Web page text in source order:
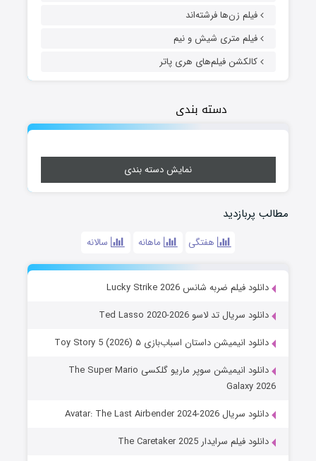
فیلم زن‌ها فرشته‌اند
فیلم متری شیش و نیم
کالکشن فیلم‌های هری پاتر
دسته بندی
نمایش دسته بندی
مطالب پربازدید
هفتگی ماهانه سالانه
دانلود فیلم ضربه شانس Lucky Strike 2026
دانلود سریال تد لاسو Ted Lasso 2020-2026
دانلود انیمیشن داستان اسباب‌بازی ۵ Toy Story 5 (2026)
دانلود انیمیشن سوپر ماریو گلکسی The Super Mario
Galaxy 2026
دانلود سریال Avatar: The Last Airbender 2024-2026
دانلود فیلم سرایدار The Caretaker 2025